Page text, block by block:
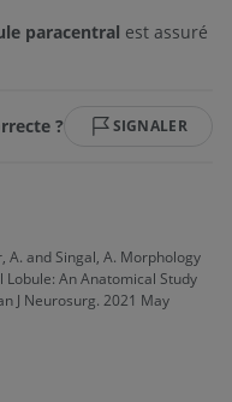
paracentral est assuré
? SIGNALER
A. and Singal, A. Morphology
An Anatomical Study
J Neurosurg. 2021 May